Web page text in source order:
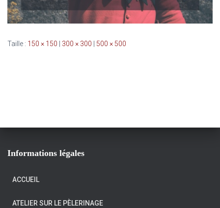
Taille : 150 × 150 300 × 300 500 × 500
Informations légales
ACCUEIL
ATELIER SUR LE PÈLERINAGE